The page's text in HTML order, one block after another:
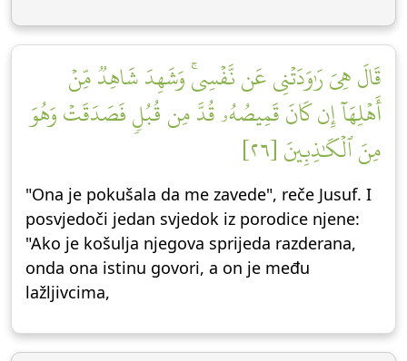
قَالَ هِيَ رَٰوَدَتۡنِي عَن نَّفۡسِيۚ وَشَهِدَ شَاهِدٞ مِّنۡ
أَهۡلِهَآ إِن كَانَ قَمِيصُهُۥ قُدَّ مِن قُبُلٖ فَصَدَقَتۡ وَهُوَ
مِنَ ٱلۡكَٰذِبِينَ [٢٦]
"Ona je pokušala da me zavede", reče Jusuf. I
posvjedoči jedan svjedok iz porodice njene:
"Ako je košulja njegova sprijeda razderana,
onda ona istinu govori, a on je među
lažljivcima,